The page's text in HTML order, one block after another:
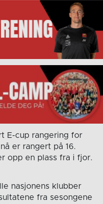
E-cup rangering for
er rangert på 16.
opp en plass fra i fjor.
nasjonens klubber
fra sesongene